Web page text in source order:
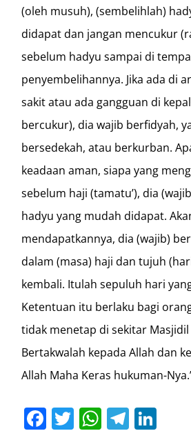
(oleh musuh), (sembelihlah)
didapat dan jangan mencukur
sebelum hadyu sampai di
penyembelihannya. Jika ada di
sakit atau ada gangguan di
bercukur), dia wajib berfidyah,
bersedekah, atau berkurban.
keadaan aman, siapa yang
sebelum haji (tamatu’), dia
hadyu yang mudah didapat.
mendapatkannya, dia (wajib)
dalam (masa) haji dan tujuh
kembali. Itulah sepuluh hari
Ketentuan itu berlaku bagi
tidak menetap di sekitar
Bertakwalah kepada Allah dan
Allah Maha Keras hukuman-
Facebook
Twitter